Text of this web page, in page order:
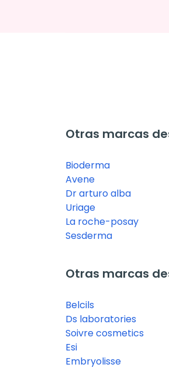
Otras marcas
Bioderma
Avene
Dr arturo alba
Uriage
La roche-posay
Sesderma
Otras marcas
Belcils
Ds laboratories
Soivre cosmetics
Esi
Embryolisse